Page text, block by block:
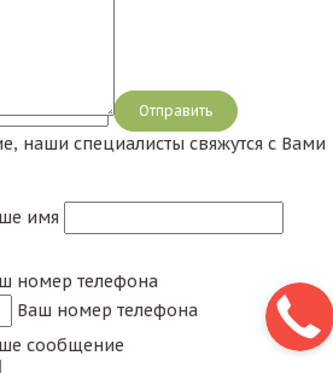
Сообщение
наши специалисты свяжутся с Вами
имя
номер телефона
Ваш номер телефона
сообщение